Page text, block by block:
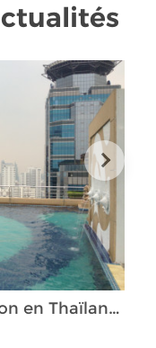
Tout savoir sur l'expatriation en Thaïlande